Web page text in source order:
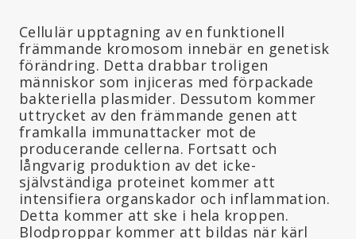
Cellulär upptagning av en funktionell
främmande kromosom innebär en genetisk
förändring. Detta drabbar troligen
människor som injiceras med förpackade
bakteriella plasmider. Dessutom kommer
uttrycket av den främmande genen att
framkalla immunattacker mot de
producerande cellerna. Fortsatt och
långvarig produktion av det icke-
självständiga proteinet kommer att
intensifiera organskador och inflammation.
Detta kommer att ske i hela kroppen.
Blodproppar kommer att bildas när kärl